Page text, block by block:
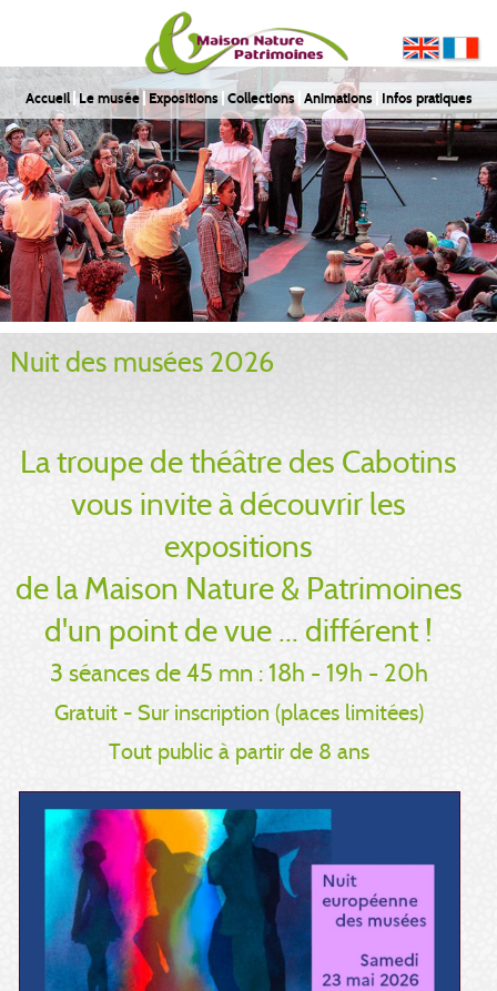
Accueil Le musée Expositions Collections Animations Infos pratiques
Nuit des musées 2026
La troupe de théâtre des Cabotins
vous invite à découvrir les
expositions
de la Maison Nature & Patrimoines
d'un point de vue ... différent !
3 séances de 45 mn : 18h - 19h - 20h
Gratuit - Sur inscription (places limitées)
Tout public à partir de 8 ans